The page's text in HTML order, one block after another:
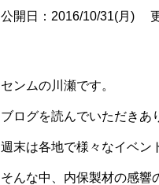
公開日：2016/10/31(月)
センムの川瀬です。
ブログを読んでいただきあ
週末は各地で様々なイベン
そんな中、内保製材の感響